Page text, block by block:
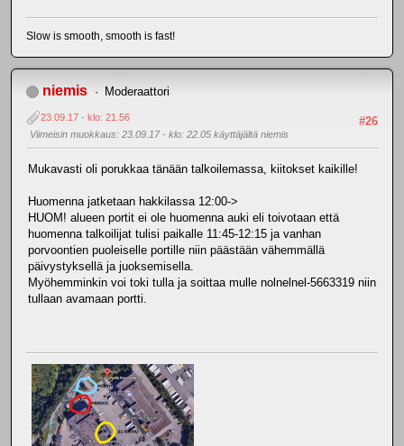
Slow is smooth, smooth is fast!
niemis Moderaattori
#26
23.09.17 - klo: 21.56
Viimeisin muokkaus: 23.09.17 - klo: 22.05 käyttäjältä niemis
Mukavasti oli porukkaa tänään talkoilemassa, kiitokset kaikille!
Huomenna jatketaan hakkilassa 12:00->
HUOM! alueen portit ei ole huomenna auki eli toivotaan että
huomenna talkoilijat tulisi paikalle 11:45-12:15 ja vanhan
porvoontien puoleiselle portille niin päästään vähemmällä
päivystyksellä ja juoksemisella.
Myöhemminkin voi toki tulla ja soittaa mulle nolnelnel-5663319 niin
tullaan avamaan portti.